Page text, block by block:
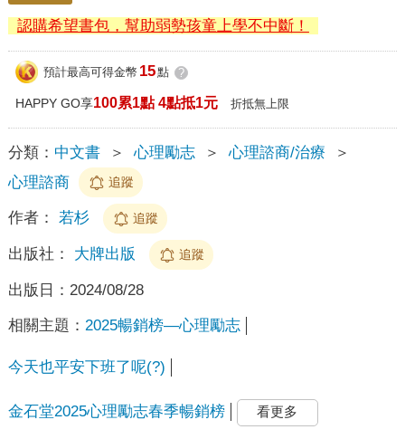
認購希望書包，幫助弱勢孩童上學不中斷！
預計最高可得金幣 15點 ?
HAPPY GO享100累1點 4點抵1元 折抵無上限
分類： 中文書 ＞ 心理勵志 ＞ 心理諮商/治療
＞
心理諮商
追蹤
作者： 若杉 追蹤
出版社： 大牌出版 追蹤
出版日： 2024/08/28
相關主題： 2025暢銷榜—心理勵志
今天也平安下班了呢(?)
金石堂2025心理勵志春季暢銷榜 看更多